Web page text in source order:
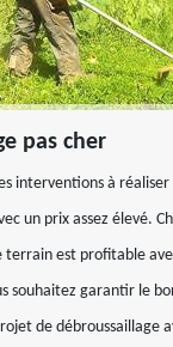
pas cher
interventions à
un prix assez élevé.
terrain est profitable
souhaitez garantir le
de débroussaillage